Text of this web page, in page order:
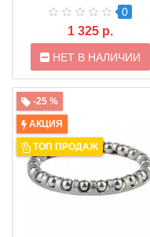
0
1 325 р.
НЕТ В НАЛИЧИИ
-25 %
АКЦИЯ
ТОП ПРОДАЖ